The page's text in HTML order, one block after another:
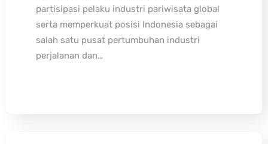
partisipasi pelaku industri pariwisata global
serta memperkuat posisi Indonesia sebagai
salah satu pusat pertumbuhan industri
perjalanan dan…